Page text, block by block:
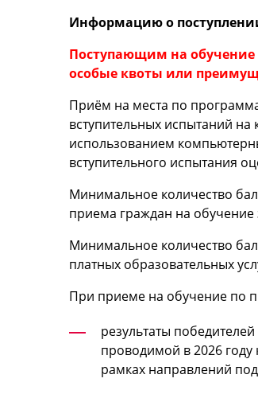
Информацию о
Поступающим на обучение
особые квоты или
Приём на места по
вступительных испытаний на
использованием
вступительного испытания
Минимальное количество
приема граждан на
Минимальное количество
платных образовательных
При приеме на обучение по
результаты
проводимой в 2026
рамках направлений